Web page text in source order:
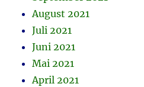
August 2021
Juli 2021
Juni 2021
Mai 2021
April 2021